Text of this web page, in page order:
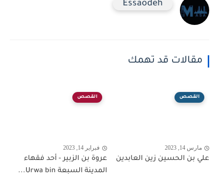
Essaodeh
مقالات قد تهمك
القصص
مارس 14, 2023
علي بن الحسين زين العابدين
القصص
فبراير 14, 2023
عروة بن الزبير - أحد فقهاء
المدينة السبعة Urwa bin...